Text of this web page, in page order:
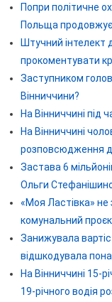
Попри політичне
Польща продовжує
Штучний інтелект
прокоментувати
Заступником
Вінниччини?
На Вінниччині під
На Вінниччині
розповсюдження
Застава 6
Ольги
«Моя Ластівка» не
комунальний
Занижувала
відшкодувала
На Вінниччині 15-
19-річного водія